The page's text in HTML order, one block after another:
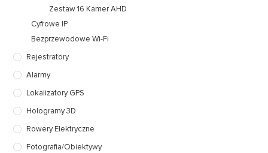
Zestaw 16 Kamer AHD
Cyfrowe IP
Bezprzewodowe Wi-Fi
Rejestratory
Alarmy
Lokalizatory GPS
Hologramy 3D
Rowery Elektryczne
Fotografia/Obiektywy